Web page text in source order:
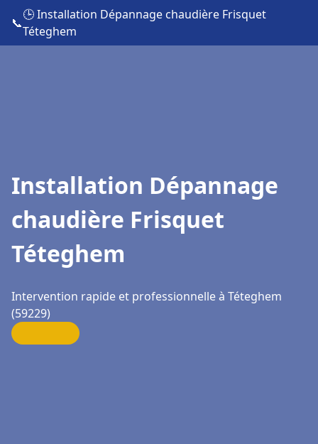
📞
🕒 Installation Dépannage chaudière Frisquet
Téteghem
Installation Dépannage
chaudière Frisquet
Téteghem
Intervention rapide et professionnelle à Téteghem
(59229)